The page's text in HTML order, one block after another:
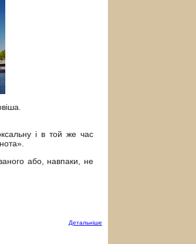
і в той же час
або, навпаки, не
Детальнiше